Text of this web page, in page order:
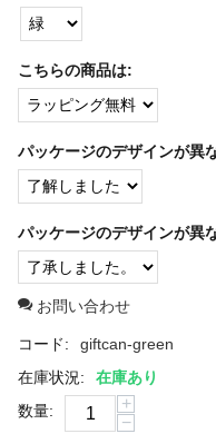
こちらの商品は:
パッケージのデザインが異
パッケージのデザインが異
お問い合わせ
コード:
giftcan-green
在庫状況:
在庫あり
数量:
+
−